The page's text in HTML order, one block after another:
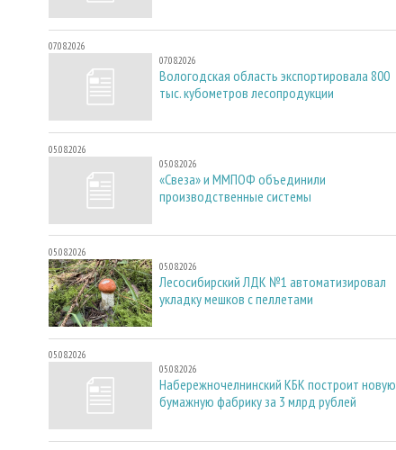
07.08.2026
07.08.2026
Вологодская область экспортировала 800
тыс. кубометров лесопродукции
05.08.2026
05.08.2026
«Свеза» и ММПОФ объединили
производственные системы
05.08.2026
05.08.2026
Лесосибирский ЛДК №1 автоматизировал
укладку мешков с пеллетами
05.08.2026
05.08.2026
Набережночелнинский КБК построит новую
бумажную фабрику за 3 млрд рублей